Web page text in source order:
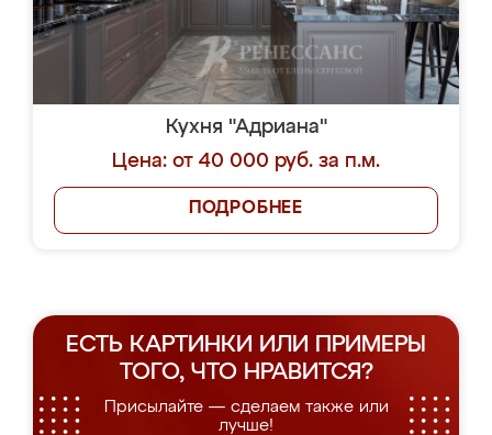
Кухня "Адриана"
Цена: от 40 000 руб. за п.м.
ПОДРОБНЕЕ
ЕСТЬ КАРТИНКИ ИЛИ ПРИМЕРЫ
ТОГО, ЧТО НРАВИТСЯ?
Присылайте — сделаем также или
лучше!